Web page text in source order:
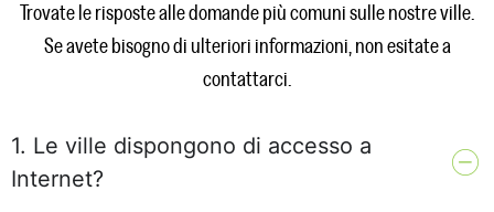
Trovate le risposte alle domande più comuni sulle nostre ville.
Se avete bisogno di ulteriori informazioni, non esitate a
contattarci.
1. Le ville dispongono di accesso a
Internet?